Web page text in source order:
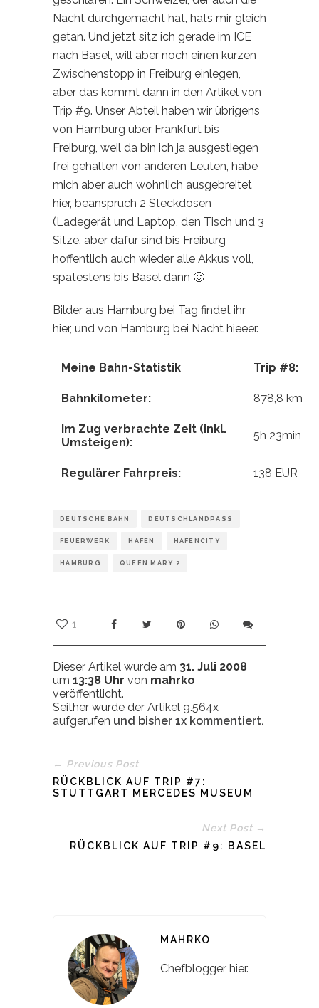
Nacht durchgemacht hat, hats mir gleich
getan. Und jetzt sitz ich gerade im ICE
nach Basel, will aber noch einen kurzen
Zwischenstopp in Freiburg einlegen,
aber das kommt dann in den Artikel von
Trip #9. Unser Abteil haben wir übrigens
von Hamburg über Frankfurt bis
Freiburg, weil da bin ich ja ausgestiegen
frei gehalten von anderen Leuten, habe
mich aber auch wohnlich ausgebreitet
hier, beanspruch 2 Steckdosen
(Ladegerät und Laptop, den Tisch und 3
Sitze, aber dafür sind bis Freiburg
hoffentlich auch wieder alle Akkus voll,
spätestens bis Basel dann 🙂
Bilder aus Hamburg bei Tag findet ihr
hier, und von Hamburg bei Nacht hieeer.
Meine Bahn-Statistik Trip #8:
Bahnkilometer: 878,8 km
Im Zug verbrachte Zeit (inkl.
Umsteigen):
5h 23min
Regulärer Fahrpreis: 138 EUR
DEUTSCHE BAHN DEUTSCHLANDPASS
FEUERWERK HAFEN HAFENCITY
HAMBURG QUEEN MARY 2
1
Dieser Artikel wurde am 31. Juli 2008
um 13:38 Uhr von mahrko
veröffentlicht.
Seither wurde der Artikel 9.564x
aufgerufen und bisher 1x kommentiert.
← Previous Post
RÜCKBLICK AUF TRIP #7:
STUTTGART MERCEDES MUSEUM
Next Post →
RÜCKBLICK AUF TRIP #9: BASEL
MAHRKO
Chefblogger hier.